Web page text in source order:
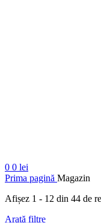
0 0 lei
Prima pagină Magazin
Afișez 1 - 12 din 44 de
Arată filtre